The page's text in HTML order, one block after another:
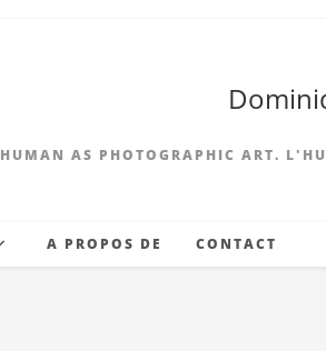
HUMAN AS PHOTOGRAPHIC ART.
A PROPOS DE CONTACT